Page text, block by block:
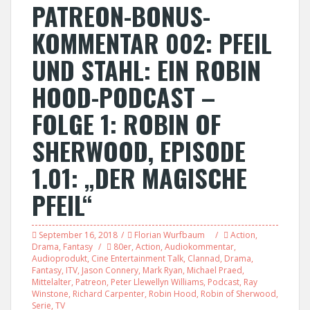
PATREON-BONUS-
KOMMENTAR 002: PFEIL
UND STAHL: EIN ROBIN
HOOD-PODCAST –
FOLGE 1: ROBIN OF
SHERWOOD, EPISODE
1.01: „DER MAGISCHE
PFEIL“
September 16, 2018 Florian Wurfbaum Action,
Drama, Fantasy 80er, Action, Audiokommentar,
Audioprodukt, Cine Entertainment Talk, Clannad, Drama,
Fantasy, ITV, Jason Connery, Mark Ryan, Michael Praed,
Mittelalter, Patreon, Peter Llewellyn Williams, Podcast, Ray
Winstone, Richard Carpenter, Robin Hood, Robin of Sherwood,
Serie, TV